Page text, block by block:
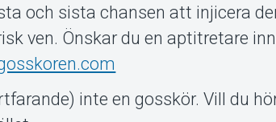
och sista chansen att injicera
ven. Önskar du en aptitretare
inte en gosskör. Vill du